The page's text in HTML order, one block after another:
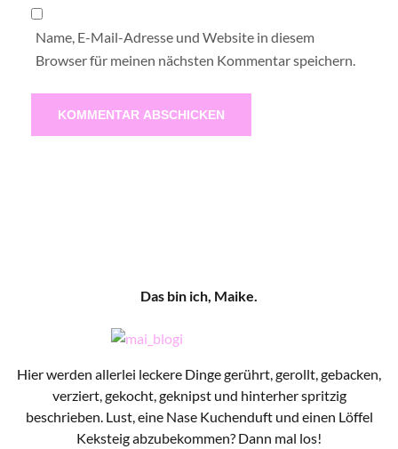
Name, E-Mail-Adresse und Website in diesem
Browser für meinen nächsten Kommentar speichern.
Das bin ich, Maike.
Hier werden allerlei leckere Dinge gerührt, gerollt, gebacken,
verziert, gekocht, geknipst und hinterher spritzig
beschrieben. Lust, eine Nase Kuchenduft und einen Löffel
Keksteig abzubekommen? Dann mal los!